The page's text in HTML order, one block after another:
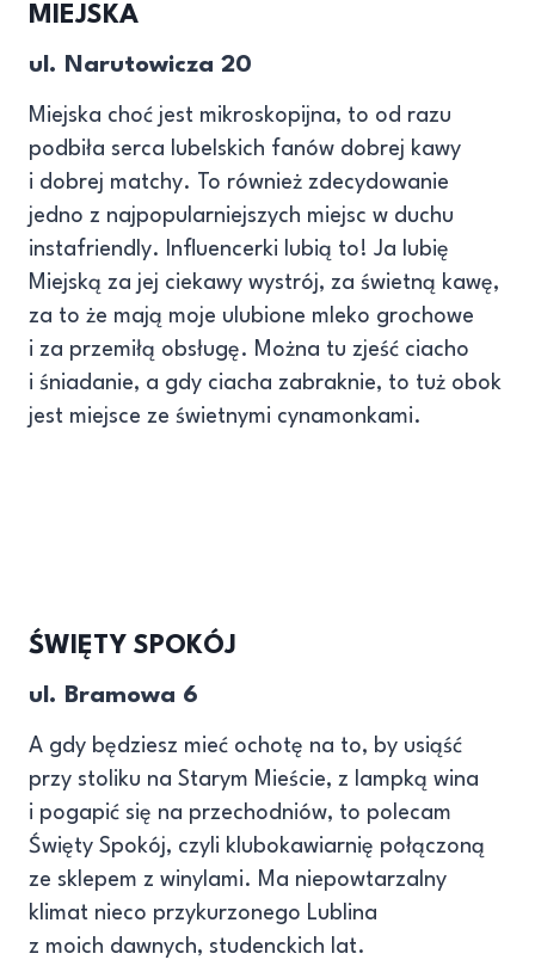
MIEJSKA
ul. Narutowicza 20
Miejska choć jest mikroskopijna, to od razu
podbiła serca lubelskich fanów dobrej kawy
i dobrej matchy. To również zdecydowanie
jedno z najpopularniejszych miejsc w duchu
instafriendly. Influencerki lubią to! Ja lubię
Miejską za jej ciekawy wystrój, za świetną kawę,
za to że mają moje ulubione mleko grochowe
i za przemiłą obsługę. Można tu zjeść ciacho
i śniadanie, a gdy ciacha zabraknie, to tuż obok
jest miejsce ze świetnymi cynamonkami.
ŚWIĘTY SPOKÓJ
ul. Bramowa 6
A gdy będziesz mieć ochotę na to, by usiąść
przy stoliku na Starym Mieście, z lampką wina
i pogapić się na przechodniów, to polecam
Święty Spokój, czyli klubokawiarnię połączoną
ze sklepem z winylami. Ma niepowtarzalny
klimat nieco przykurzonego Lublina
z moich dawnych, studenckich lat.